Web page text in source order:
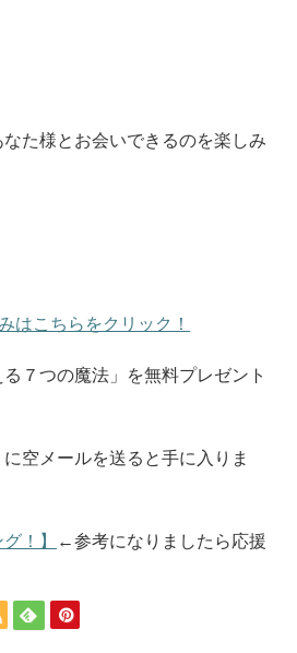
た様とお会いできるのを楽しみ
はこちらをクリック！
７つの魔法」を無料プレゼント
に空メールを送ると手に入りま
！】
←参考になりましたら応援